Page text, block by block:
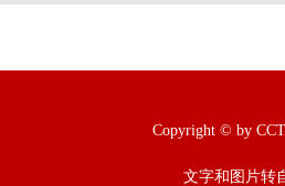
Copyright © by
文字和图片转